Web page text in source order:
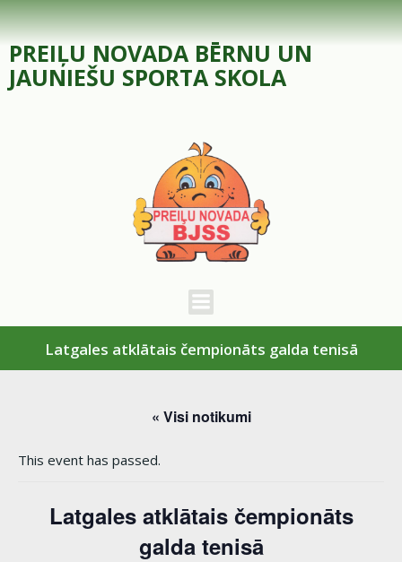
Skip
to
content
PREIĻU NOVADA BĒRNU UN
JAUNIEŠU SPORTA SKOLA
Latgales atklātais čempionāts galda tenisā
« Visi notikumi
This event has passed.
Latgales atklātais čempionāts
galda tenisā